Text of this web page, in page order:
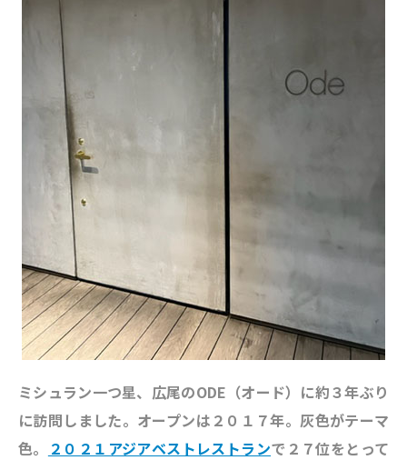
ミシュラン一つ星、広尾のODE（オード）に約３年ぶり
に訪問しました。オープンは２０１７年。灰色がテーマ
色。
２０２１アジアベストレストランで２７位をとって